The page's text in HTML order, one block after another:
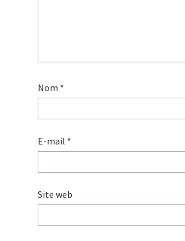
Nom *
E-mail *
Site web